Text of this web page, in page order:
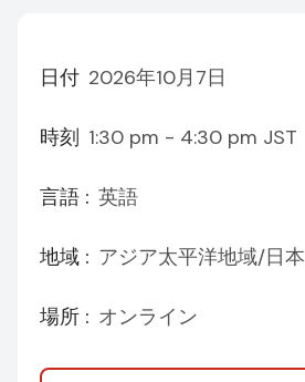
日付 2026年10月7日
時刻 1:30 pm - 4:30 pm JST
言語 : 英語
地域 : アジア太平洋地域/日本
場所 : オンライン